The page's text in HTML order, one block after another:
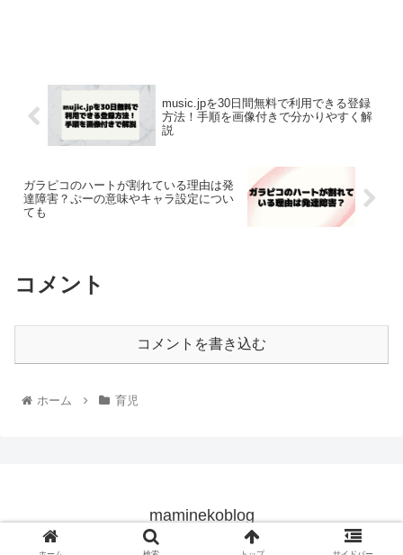
music.jpを30日間無料で利用できる登録
方法！手順を画像付きで分かりやすく解
説
ガラピコのハートが割れている理由は発
達障害？ぷーの意味やキャラ設定につい
ても
コメント
コメントを書き込む
ホーム 育児
maminekoblog
© 2019 maminekoblog.